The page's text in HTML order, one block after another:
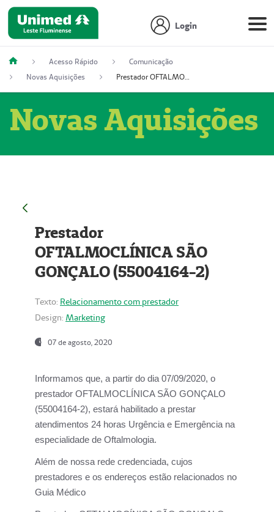
Login
Acesso Rápido
Comunicação
Novas Aquisições
Prestador OFTALMOCLÍNICA SÃO GONÇALO (55004164-2)
Novas Aquisições
Prestador
OFTALMOCLÍNICA SÃO
GONÇALO (55004164-2)
Texto: Relacionamento com prestador
Design: Marketing
07 de agosto, 2020
Informamos que, a partir do dia07/09/2020, o
prestador OFTALMOCLÍNICA SÃO GONÇALO
(55004164-2), estará habilitado a prestar
atendimentos 24 horas Urgência e Emergência na
especialidade de Oftalmologia.
Além de nossa rede credenciada, cujos
prestadores e os endereços estão relacionados no
Guia Médico